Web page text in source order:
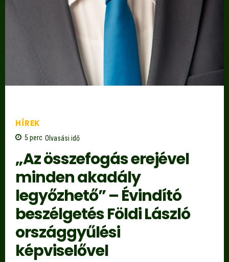
HÍREK
5 perc Olvasási idő
„Az összefogás erejével
minden akadály
legyőzhető” – Évindító
beszélgetés Földi László
országgyűlési
képviselővel